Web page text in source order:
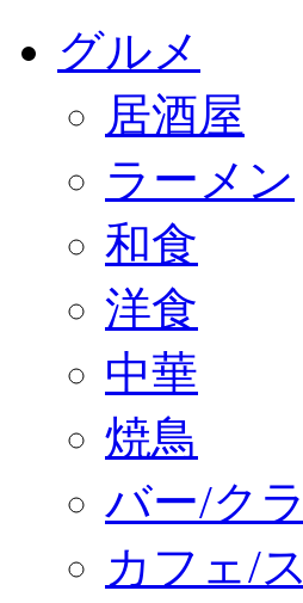
グルメ
居酒屋
ラーメン
和食
洋食
中華
焼鳥
バー/ク
カフェ/